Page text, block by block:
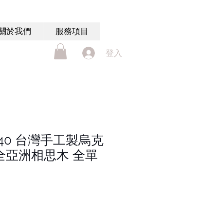
於我們 服務項目
登入
台灣手工製烏克
亞洲相思木 全單